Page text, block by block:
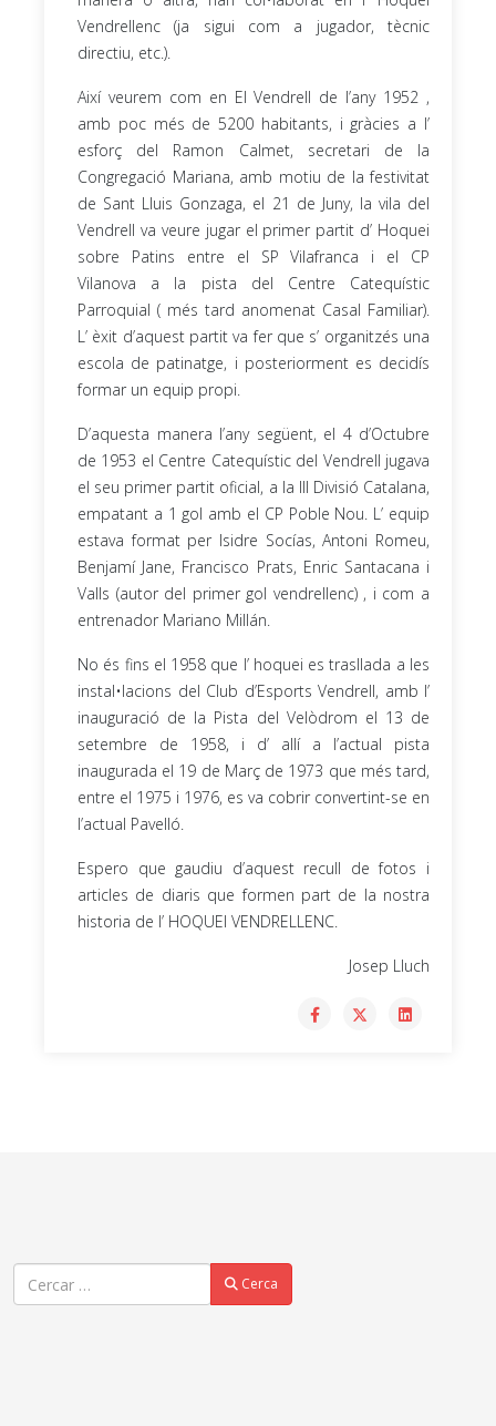
Vendrellenc (ja sigui com a jugador, tècnic
directiu, etc.).
Així veurem com en El Vendrell de l’any 1952 ,
amb poc més de 5200 habitants, i gràcies a l’
esforç del Ramon Calmet, secretari de la
Congregació Mariana, amb motiu de la festivitat
de Sant Lluis Gonzaga, el 21 de Juny, la vila del
Vendrell va veure jugar el primer partit d’ Hoquei
sobre Patins entre el SP Vilafranca i el CP
Vilanova a la pista del Centre Catequístic
Parroquial ( més tard anomenat Casal Familiar).
L’ èxit d’aquest partit va fer que s’ organitzés una
escola de patinatge, i posteriorment es decidís
formar un equip propi.
D’aquesta manera l’any següent, el 4 d’Octubre
de 1953 el Centre Catequístic del Vendrell jugava
el seu primer partit oficial, a la III Divisió Catalana,
empatant a 1 gol amb el CP Poble Nou. L’ equip
estava format per Isidre Socías, Antoni Romeu,
Benjamí Jane, Francisco Prats, Enric Santacana i
Valls (autor del primer gol vendrellenc) , i com a
entrenador Mariano Millán.
No és fins el 1958 que l’ hoquei es trasllada a les
instal•lacions del Club d’Esports Vendrell, amb l’
inauguració de la Pista del Velòdrom el 13 de
setembre de 1958, i d’ allí a l’actual pista
inaugurada el 19 de Març de 1973 que més tard,
entre el 1975 i 1976, es va cobrir convertint-se en
l’actual Pavelló.
Espero que gaudiu d’aquest recull de fotos i
articles de diaris que formen part de la nostra
historia de l’ HOQUEI VENDRELLENC.
Josep Lluch
Cercar Cerca